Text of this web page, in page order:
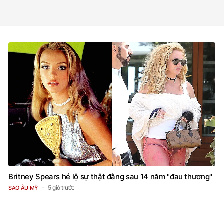
Britney Spears hé lộ sự thật đằng sau 14 năm "đau thương"
SAO ÂU MỸ 5 giờ trước